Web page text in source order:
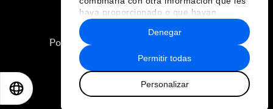
haya proporcionado o que hayan
recopilado a partir del uso que haya
hecho de sus servicios.
Permitir todas
Personalizar
Denegar
Política de privacidad y normas de uso
Sitemap
2026 Foro Económico Mundial